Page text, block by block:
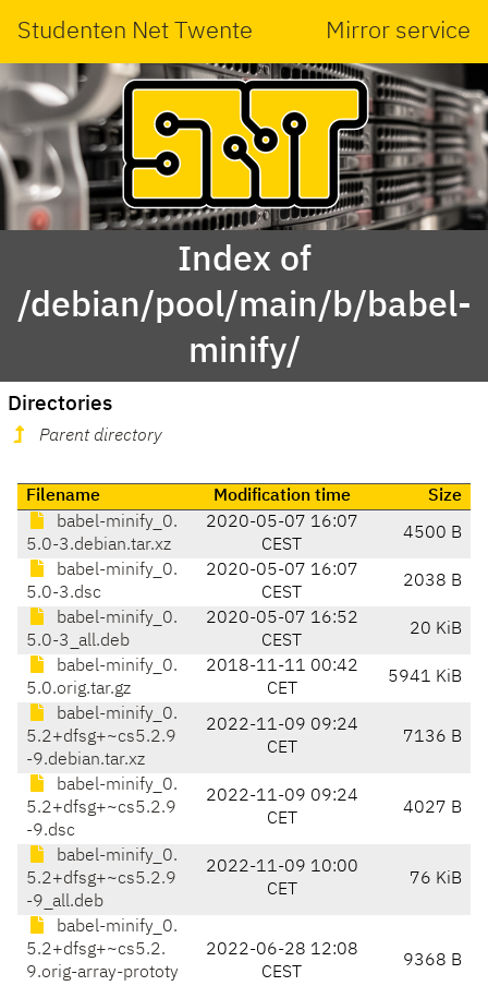
Studenten Net Twente Mirror service
Index of
/debian/pool/main/b/babel-
minify/
Directories
Parent directory
Filename Modification time
Size
babel-minify_0.
5.0-3.debian.tar.xz
2020-05-07 16:07
CEST
4500 B
babel-minify_0.
5.0-3.dsc
2020-05-07 16:07
CEST
2038 B
babel-minify_0.
5.0-3_all.deb
2020-05-07 16:52
CEST
20 KiB
babel-minify_0.
5.0.orig.tar.gz
2018-11-11 00:42
CET
5941 KiB
babel-minify_0.
5.2+dfsg+~cs5.2.9
-9.debian.tar.xz
2022-11-09 09:24
CET
7136 B
babel-minify_0.
5.2+dfsg+~cs5.2.9
-9.dsc
2022-11-09 09:24
CET
4027 B
babel-minify_0.
5.2+dfsg+~cs5.2.9
-9_all.deb
2022-11-09 10:00
CET
76 KiB
babel-minify_0.
5.2+dfsg+~cs5.2.
9.orig-array-prototy
2022-06-28 12:08
CEST
9368 B